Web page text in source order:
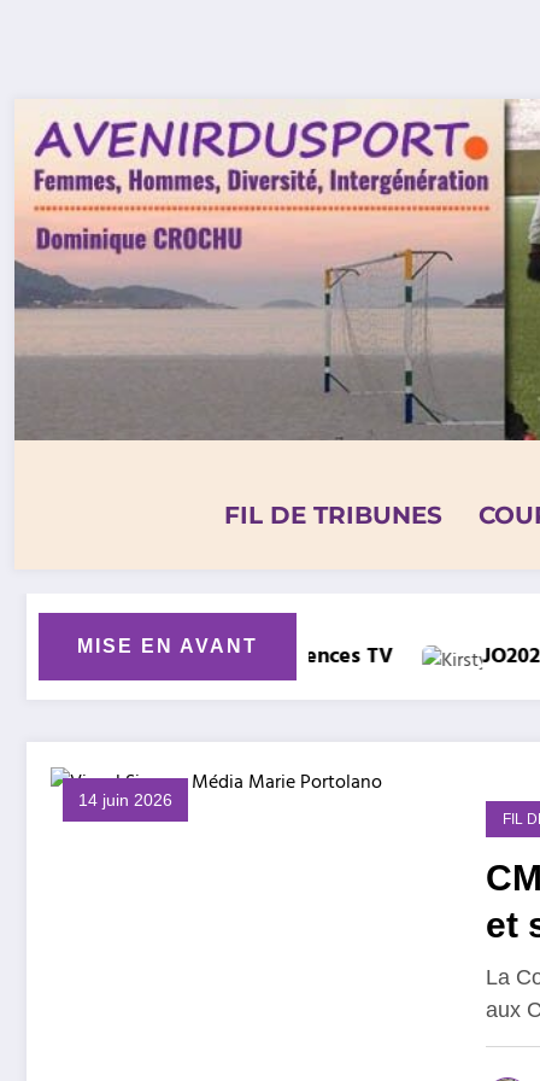
FIL DE TRIBUNES
MISE EN AVANT
JO2028 : le retour des tests de féminité !
14 juin 2026
FIL
et
La
aux